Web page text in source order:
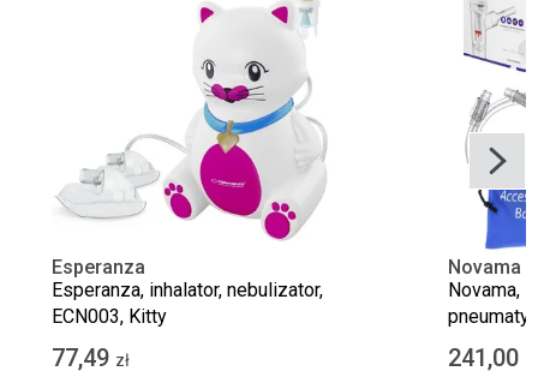
Esperanza
Esperanza, inhalator, nebulizator,
ECN003, Kitty
77,49 zł
Novama
Novama,
241,00